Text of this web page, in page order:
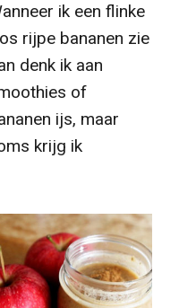
ik een flinke
rijpe bananen zie
denk ik aan
of
ijs, maar
krijg ik